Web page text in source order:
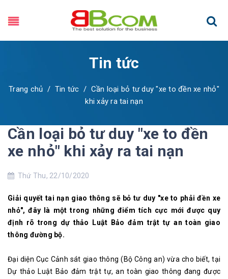
Tin tức
Trang chủ / Tin tức / Cần loại bỏ tư duy "xe to đền xe nhỏ"
khi xảy ra tai nạn
Cần loại bỏ tư duy "xe to đền
xe nhỏ" khi xảy ra tai nạn
Thứ Thu, 22/10/2020
Giải quyết tai nạn giao thông sẽ bỏ tư duy "xe to phải đền xe
nhỏ", đây là một trong những điểm tích cực mới được quy
định rõ trong dự thảo Luật Bảo đảm trật tự an toàn giao
thông đường bộ.
Đại diện Cục Cảnh sát giao thông (Bộ Công an) vừa cho biết, tại
Dự thảo Luật Bảo đảm trật tự, an toàn giao thông đang được